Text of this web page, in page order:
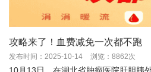
攻略来了！血费减免一次都不跑
发布时间：2025-10-14 浏览：8862次